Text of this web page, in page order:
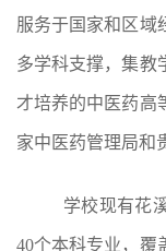
服务于国家和区域
多学科支撑，集教
才培养的中医药高
家中医药管理局和
学校现有花
40个本科专业，覆